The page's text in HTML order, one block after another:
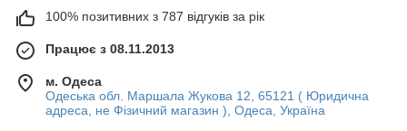
100% позитивних з 787 відгуків за рік
Працює з 08.11.2013
м. Одеса
Одеська обл. Маршала Жукова 12, 65121 ( Юридична
адреса, не Фізичний магазин ), Одеса, Україна